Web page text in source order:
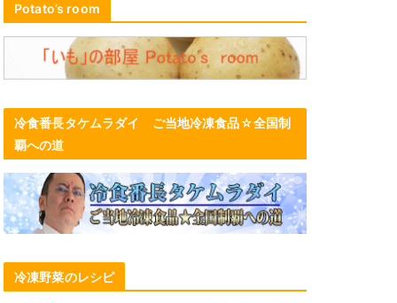
Potato’s room
冷食番長タケムラダイ ご当地冷凍食品☆全国制
覇への道
冷凍野菜のレシピ